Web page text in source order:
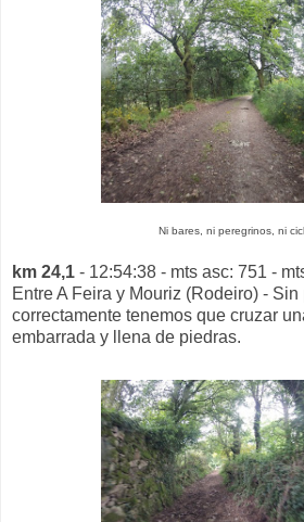
Ni bares, ni peregrinos, ni
km 24,1 - 12:54:38 - mts asc: 751 -
Entre A Feira y Mouriz (Rodeiro) -
correctamente tenemos que cruzar
embarrada y llena de piedras.